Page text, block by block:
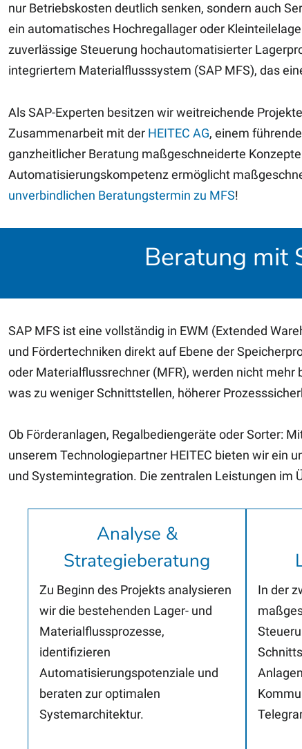
nur Betriebskosten deutlich senken, sondern auch
ein automatisches Hochregallager oder
zuverlässige Steuerung hochautomatisierter
integriertem Materialflusssystem (SAP MFS), das
Als SAP-Experten besitzen wir weitreichende
Zusammenarbeit mit der HEITEC AG, einem
ganzheitlicher Beratung maßgeschneiderte
Automatisierungskompetenz ermöglicht
unverbindlichen Beratungstermin zu MFS!
Beratung mit
SAP MFS ist eine vollständig in EWM (Extended
und Fördertechniken direkt auf Ebene der
oder Materialflussrechner (MFR), werden nicht
was zu weniger Schnittstellen, höherer
Ob Förderanlagen, Regalbediengeräte oder Sorter:
unserem Technologiepartner HEITEC bieten wir ein
und Systemintegration. Die zentralen Leistungen im
Analyse &
Strategieberatung
Zu Beginn des Projekts analysieren
wir die bestehenden Lager- und
Materialflussprozesse,
identifizieren
Automatisierungspotenziale und
beraten zur optimalen
Systemarchitektur.
In der